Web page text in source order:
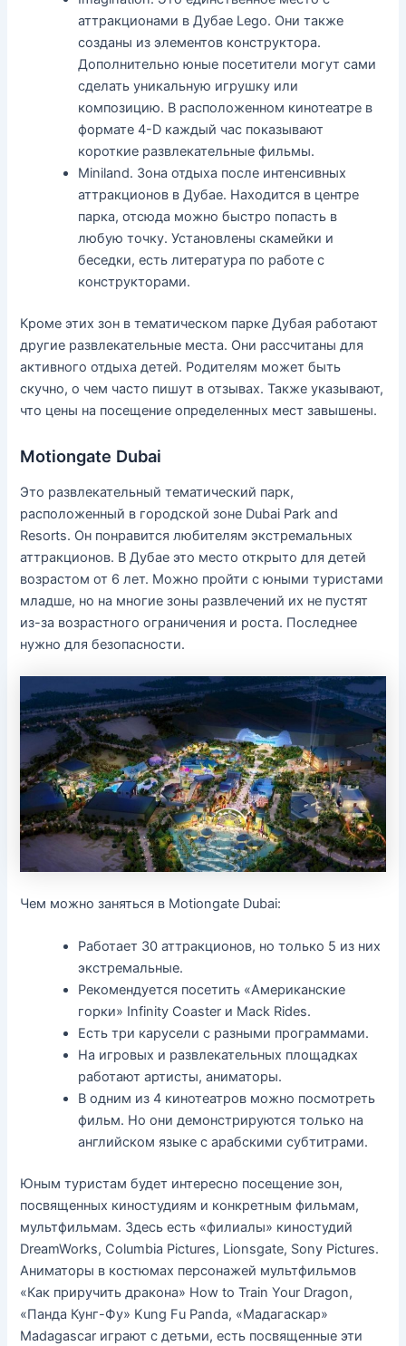
аттракционами в Дубае Lego. Они также
созданы из элементов конструктора.
Дополнительно юные посетители могут сами
сделать уникальную игрушку или
композицию. В расположенном кинотеатре в
формате 4-D каждый час показывают
короткие развлекательные фильмы.
Miniland. Зона отдыха после интенсивных
аттракционов в Дубае. Находится в центре
парка, отсюда можно быстро попасть в
любую точку. Установлены скамейки и
беседки, есть литература по работе с
конструкторами.
Кроме этих зон в тематическом парке Дубая работают
другие развлекательные места. Они рассчитаны для
активного отдыха детей. Родителям может быть
скучно, о чем часто пишут в отзывах. Также указывают,
что цены на посещение определенных мест завышены.
Motiongate Dubai
Это развлекательный тематический парк,
расположенный в городской зоне Dubai Park and
Resorts. Он понравится любителям экстремальных
аттракционов. В Дубае это место открыто для детей
возрастом от 6 лет. Можно пройти с юными туристами
младше, но на многие зоны развлечений их не пустят
из-за возрастного ограничения и роста. Последнее
нужно для безопасности.
Чем можно заняться в Motiongate Dubai:
Работает 30 аттракционов, но только 5 из них
экстремальные.
Рекомендуется посетить «Американские
горки» Infinity Coaster и Mack Rides.
Есть три карусели с разными программами.
На игровых и развлекательных площадках
работают артисты, аниматоры.
В одним из 4 кинотеатров можно посмотреть
фильм. Но они демонстрируются только на
английском языке с арабскими субтитрами.
Юным туристам будет интересно посещение зон,
посвященных киностудиям и конкретным фильмам,
мультфильмам. Здесь есть «филиалы» киностудий
DreamWorks, Columbia Pictures, Lionsgate, Sony Pictures.
Аниматоры в костюмах персонажей мультфильмов
«Как приручить дракона» How to Train Your Dragon,
«Панда Кунг-Фу» Kung Fu Panda, «Мадагаскар»
Madagascar играют с детьми, есть посвященные эти